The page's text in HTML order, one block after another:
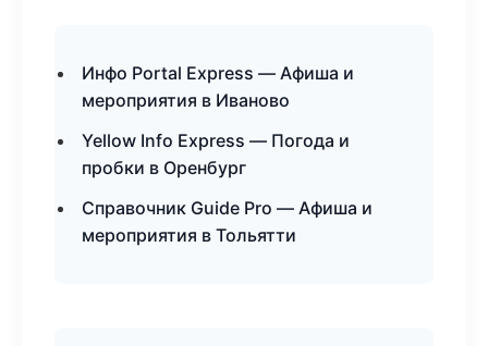
Инфо Portal Express — Афиша и
мероприятия в Иваново
Yellow Info Express — Погода и
пробки в Оренбург
Справочник Guide Pro — Афиша и
мероприятия в Тольятти